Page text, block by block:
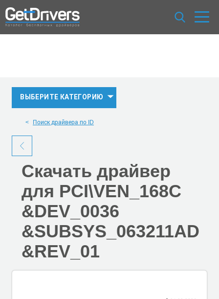
ВЫБЕРИТЕ КАТЕГОРИЮ
Поиск драйвера по ID
Скачать драйвер
для PCI\VEN_168C
&DEV_0036
&SUBSYS_063211AD
&REV_01